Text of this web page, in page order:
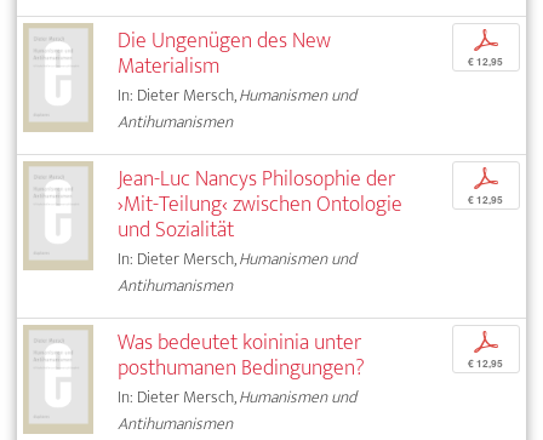
Die Ungenügen des New
Materialism
In: Dieter Mersch,Humanismen und
Antihumanismen
p
€ 12,95
Jean-Luc Nancys Philosophie der
›Mit-Teilung‹ zwischen Ontologie
und Sozialität
In: Dieter Mersch,Humanismen und
Antihumanismen
p
€ 12,95
Was bedeutet koininia unter
posthumanen Bedingungen?
In: Dieter Mersch,Humanismen und
Antihumanismen
p
€ 12,95